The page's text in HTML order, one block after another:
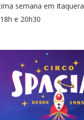
semana em Itaquera
e 20h30